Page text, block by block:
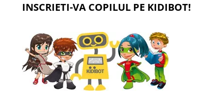
INSCRIETI-VA COPILUL PE KIDIBOT!